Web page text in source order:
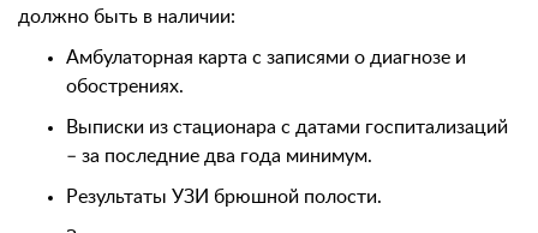
должно быть в наличии:
Амбулаторная карта с записями о диагнозе и
обострениях.
Выписки из стационара с датами госпитализаций
– за последние два года минимум.
Результаты УЗИ брюшной полости.